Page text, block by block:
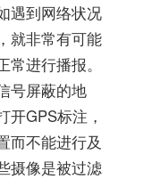
遇到网络状况
就非常有可能
进行播报。
号屏蔽的地
GPS标注，
而不能进行及
摄像是被过滤